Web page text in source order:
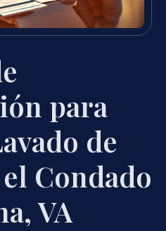
para
de
Condado
VA